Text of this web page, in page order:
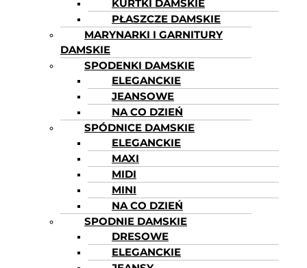
KURTKI DAMSKIE
PŁASZCZE DAMSKIE
MARYNARKI I GARNITURY
DAMSKIE
SPODENKI DAMSKIE
ELEGANCKIE
JEANSOWE
NA CO DZIEŃ
SPÓDNICE DAMSKIE
ELEGANCKIE
MAXI
MIDI
MINI
NA CO DZIEŃ
SPODNIE DAMSKIE
DRESOWE
ELEGANCKIE